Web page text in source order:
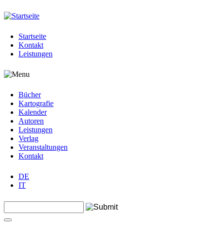
Jump to navigation
Startseite
Kontakt
Leistungen
Bücher
Kartografie
Kalender
Autoren
Leistungen
Verlag
Veranstaltungen
Kontakt
DE
IT
Suchformular